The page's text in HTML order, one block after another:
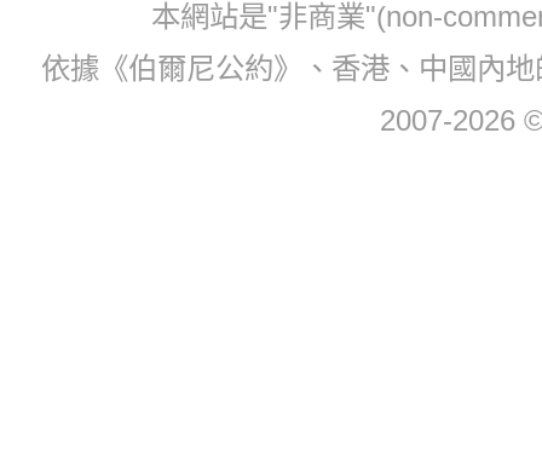
本網站是"非商業"(non-
依據《伯爾尼公約》、香港、中國內
2007-2026